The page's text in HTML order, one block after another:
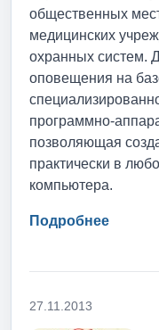
общественных
медицинских
охранных систем.
оповещения на
программно-
позволяющая
практически в
компьютера.
Подробнее
27.11.2013